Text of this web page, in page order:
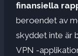
finansiella
beroendet av
skyddet inte är
VPN -